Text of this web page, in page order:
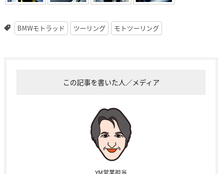
BMWモトラッド ツーリング モトツーリング
この記事を書いた人／メディア
YM営業担当